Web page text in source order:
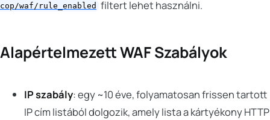
cop/waf/rule_enabled filtert lehet használni.
Alapértelmezett WAF Szabályok
IP szabály: egy ~10 éve, folyamatosan frissen tartott
IP cím listából dolgozik, amely lista a kártyékony HTTP